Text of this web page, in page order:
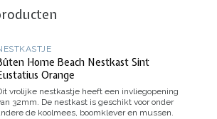
Home Beach Nestkast Sint
Orange
vrolijke nestkastje heeft een invliegopening
32mm. De nestkast is geschikt voor onder
de koolmees, boomklever en mussen.